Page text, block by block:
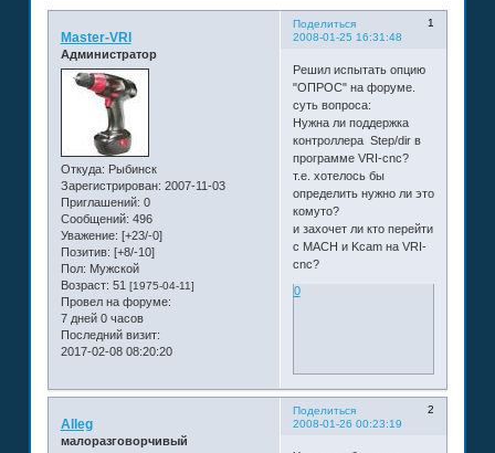
Поделиться
1
2008-01-25 16:31:48
Master-VRI
Администратор
Откуда: Рыбинск
Зарегистрирован: 2007-11-03
Приглашений: 0
Сообщений: 496
Уважение: [+23/-0]
Позитив: [+8/-10]
Пол: Мужской
Возраст: 51 [1975-04-11]
Провел на форуме:
7 дней 0 часов
Последний визит:
2017-02-08 08:20:20
Решил испытать опцию
"ОПРОС" на форуме.
суть вопроса:
Нужна ли поддержка
контроллера Step/dir в
программе VRI-cnc?
т.е. хотелось бы
определить нужно ли это
комуто?
и захочет ли кто перейти
с MACH и Kcam на VRI-
cnc?
0
Поделиться
2
2008-01-26 00:23:19
Alleg
малоразговорчивый